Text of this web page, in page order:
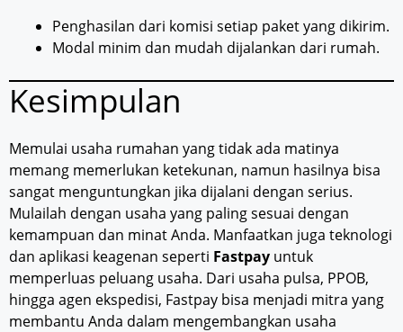
Penghasilan dari komisi setiap paket yang dikirim.
Modal minim dan mudah dijalankan dari rumah.
Kesimpulan
Memulai usaha rumahan yang tidak ada matinya
memang memerlukan ketekunan, namun hasilnya bisa
sangat menguntungkan jika dijalani dengan serius.
Mulailah dengan usaha yang paling sesuai dengan
kemampuan dan minat Anda. Manfaatkan juga teknologi
dan aplikasi keagenan seperti Fastpay untuk
memperluas peluang usaha. Dari usaha pulsa, PPOB,
hingga agen ekspedisi, Fastpay bisa menjadi mitra yang
membantu Anda dalam mengembangkan usaha